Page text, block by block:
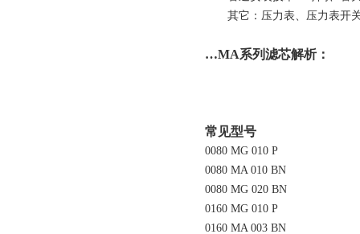
其它：压力表、压力表开
…MA系列滤芯解析：
常见型号
0080 MG 010 P
0080 MA 010 BN
0080 MG 020 BN
0160 MG 010 P
0160 MA 003 BN